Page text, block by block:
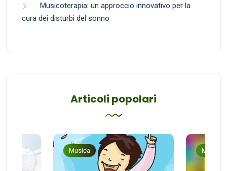
Musicoterapia: un approccio innovativo per la
cura dei disturbi del sonno
Articoli popolari
Musica Musica